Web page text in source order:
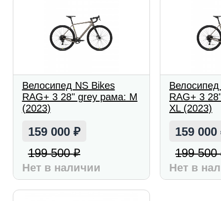
Велосипед NS Bikes
RAG+ 3 28" grey рама: M
(2023)
159 000 ₽
199 500₽
Нет в наличии
RAG+ 3
XL (2023)
159 000
199 500
Нет в